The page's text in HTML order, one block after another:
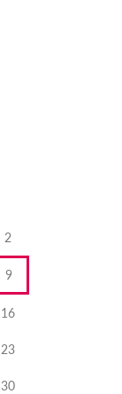
2
9
16
23
30